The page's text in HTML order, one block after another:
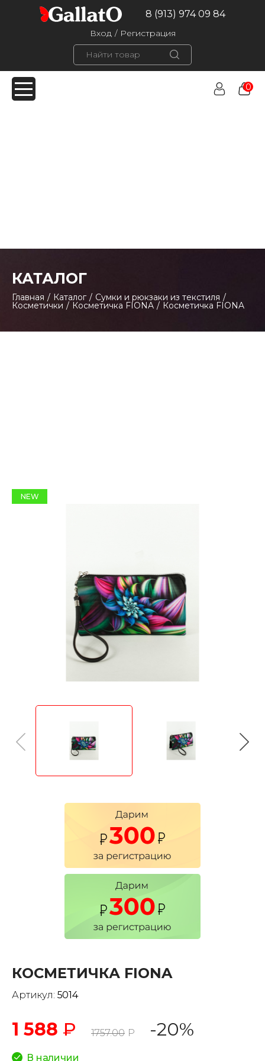
8 (913) 974 09 84
Вход / Регистрация
0
КАТАЛОГ
Главная / Каталог / Сумки и рюкзаки из текстиля /
Косметички / Косметичка FIONA / Косметичка FIONA
NEW
КОСМЕТИЧКА FIONA
Артикул: 5014
1 588 ₽ 1757.00 Р -20%
В наличии